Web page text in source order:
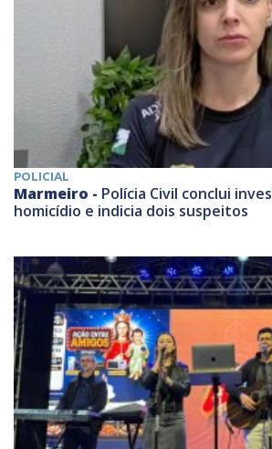
POLICIAL
Marmeiro - Polícia Civil conclui
homicídio e indicia dois suspeitos